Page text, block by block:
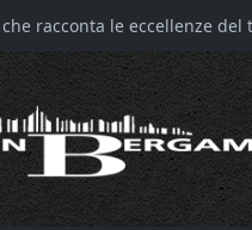
racconta le eccellenze